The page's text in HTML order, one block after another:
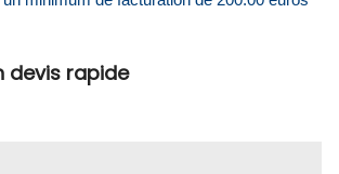
devis rapide